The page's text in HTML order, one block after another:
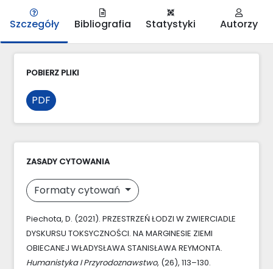
Szczegóły Bibliografia Statystyki Autorzy
POBIERZ PLIKI
PDF
ZASADY CYTOWANIA
Formaty cytowań
Piechota, D. (2021). PRZESTRZEŃ ŁODZI W ZWIERCIADLE
DYSKURSU TOKSYCZNOŚCI. NA MARGINESIE ZIEMI
OBIECANEJ WŁADYSŁAWA STANISŁAWA REYMONTA.
Humanistyka I Przyrodoznawstwo, (26), 113–130.